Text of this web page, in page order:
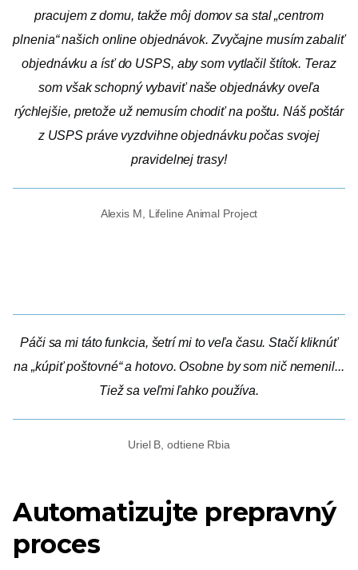
pracujem z domu, takže môj domov sa stal „centrom
plnenia“ našich online objednávok. Zvyčajne musím zabaliť
objednávku a ísť do USPS, aby som vytlačil štítok. Teraz
som však schopný vybaviť naše objednávky oveľa
rýchlejšie, pretože už nemusím chodiť na poštu. Náš poštár
z USPS práve vyzdvihne objednávku počas svojej
pravidelnej trasy!
Alexis M, Lifeline Animal Project
Páči sa mi táto funkcia, šetrí mi to veľa času. Stačí kliknúť
na „kúpiť poštovné“ a hotovo. Osobne by som nič nemenil...
Tiež sa veľmi ľahko používa.
Uriel B, odtiene Rbia
Automatizujte prepravný
proces